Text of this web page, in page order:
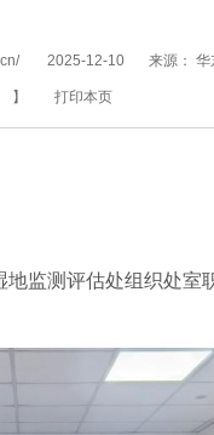
2025-12-10 来源： 华
】 打印本页
监测评估处组织处室